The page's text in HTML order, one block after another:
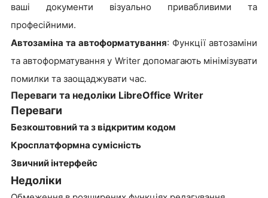
ваші документи візуально привабливими та
професійними.
Автозаміна та автоформатування: Функції автозаміни
та автоформатування у Writer допомагають мінімізувати
помилки та заощаджувати час.
Переваги та недоліки LibreOffice Writer
Переваги
Безкоштовний та з відкритим кодом
Кросплатформна сумісність
Звичний інтерфейс
Недоліки